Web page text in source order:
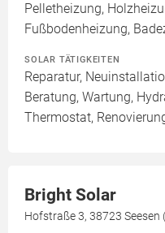
Pelletheizung,
Fußbodenheizung,
SOLAR TÄTIGKEITEN
Reparatur,
Beratung, Wartung,
Thermostat,
Bright Solar
Hofstraße 3, 38723